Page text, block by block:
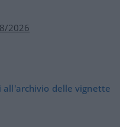
2026
all'archivio delle vignette